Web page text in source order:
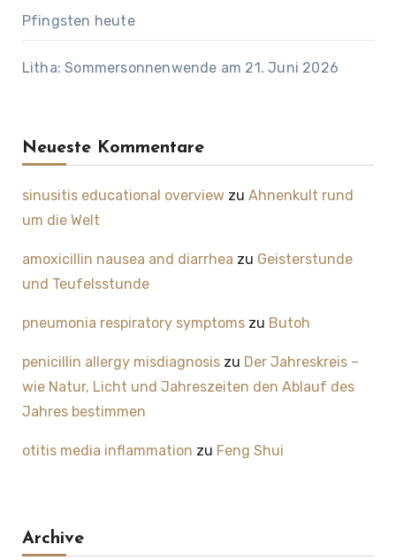
Pfingsten heute
Litha: Sommersonnenwende am 21. Juni 2026
Neueste Kommentare
sinusitis educational overviewzu Ahnenkult rund
um die Welt
amoxicillin nausea and diarrhea zu Geisterstunde
und Teufelsstunde
pneumonia respiratory symptomszu Butoh
penicillin allergy misdiagnosiszu Der Jahreskreis –
wie Natur, Licht und Jahreszeiten den Ablauf des
Jahres bestimmen
otitis media inflammation zu Feng Shui
Archive